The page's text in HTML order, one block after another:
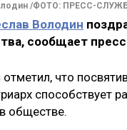
/ФОТО: ПРЕСС-
Володин
сообщает
что
способствует
обществе.